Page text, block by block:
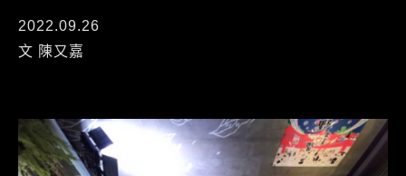
2022.09.26
文 陳又嘉